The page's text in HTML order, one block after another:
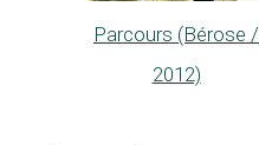
Parcours (Bérose /
2012)